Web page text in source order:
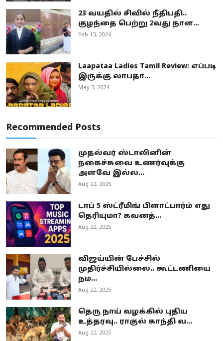
23 வயதில் சிவில் நீதிபதி..
குழந்தை பெற்று 2வது நாள...
Feb 13, 2024
Laapataa Ladies Tamil Review: எப்படி
இருக்கு லாபதா...
May 3, 2024
Recommended Posts
முதல்வர் ஸ்டாலினின்
நகைச்சுவை உணர்வுக்கு
அளவே இல்ல...
Aug 22, 2025
டாப் 5 ஸ்ட்ரீமிங் பிளாட்பார்ம் எது
தெரியுமா? கவனத்...
Aug 22, 2025
விஜய்யின் பேச்சில்
முதிர்ச்சியில்லை.. கூட்டணியை
நம...
Aug 22, 2025
தெரு நாய் வழக்கில் புதிய
உத்தரவு.. ராகுல் காந்தி வ...
Aug 22, 2025